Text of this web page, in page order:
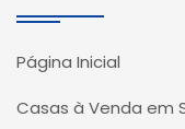
Página Inicial
Casas à Venda em